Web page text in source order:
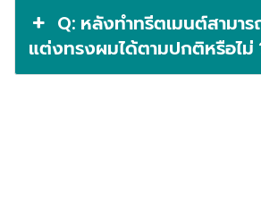
Q: หลังทำทรีตเมนต์สามา
แต่งทรงผมได้ตามปกติหรือไม่